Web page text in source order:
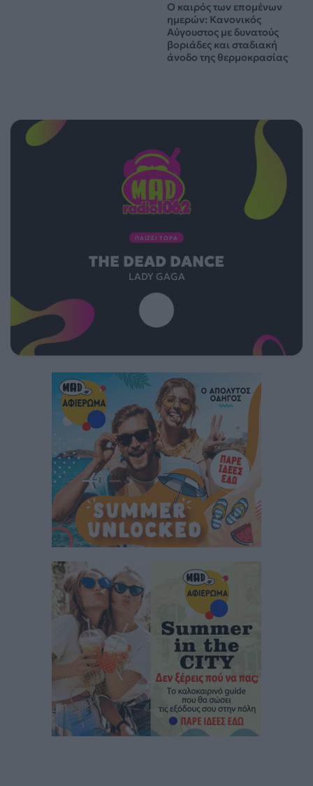
Ο καιρός των επομένων
ημερών: Κανονικός
Αύγουστος με δυνατούς
βοριάδες και σταδιακή
άνοδο της θερμοκρασίας
ΠΑΙΖΕΙ ΤΩΡΑ
THE DEAD DANCE
LADY GAGA